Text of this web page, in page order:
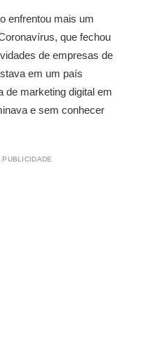
enfrentou mais um
que fechou
de empresas de
em um país
de marketing digital em
e sem conhecer
PUBLICIDADE